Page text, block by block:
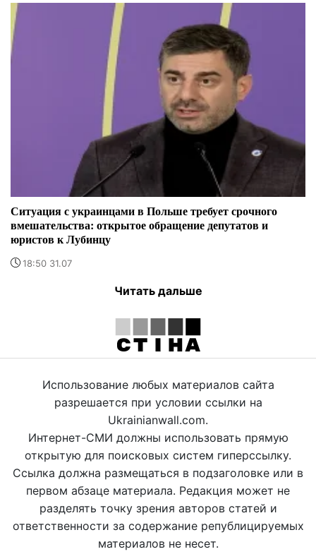
Ситуация с украинцами в Польше требует срочного
вмешательства: открытое обращение депутатов и
юристов к Лубинцу
18:50 31.07
Читать дальше
Использование любых материалов сайта
разрешается при условии ссылки на
Ukrainianwall.com.
Интернет-СМИ должны использовать прямую
открытую для поисковых систем гиперссылку.
Ссылка должна размещаться в подзаголовке или в
первом абзаце материала. Редакция может не
разделять точку зрения авторов статей и
ответственности за содержание републицируемых
материалов не несет.